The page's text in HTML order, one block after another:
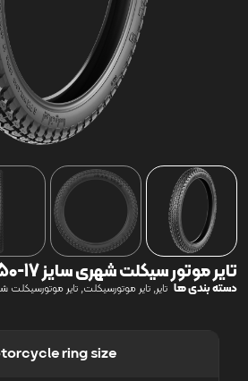
تایر موتور سیکلت شهری سایز 17-2.50 RCP
دسته بندی ها تایر, تایر موتورسیکلت, تایر موتورسیکلت
ring size